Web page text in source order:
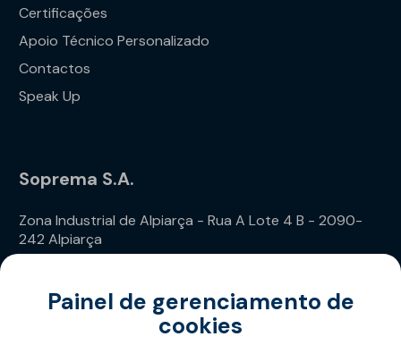
Certificações
Apoio Técnico Personalizado
Contactos
Speak Up
Soprema S.A.
Zona Industrial de Alpiarça - Rua A Lote 4 B - 2090-
242 Alpiarça
Painel de gerenciamento de
cookies